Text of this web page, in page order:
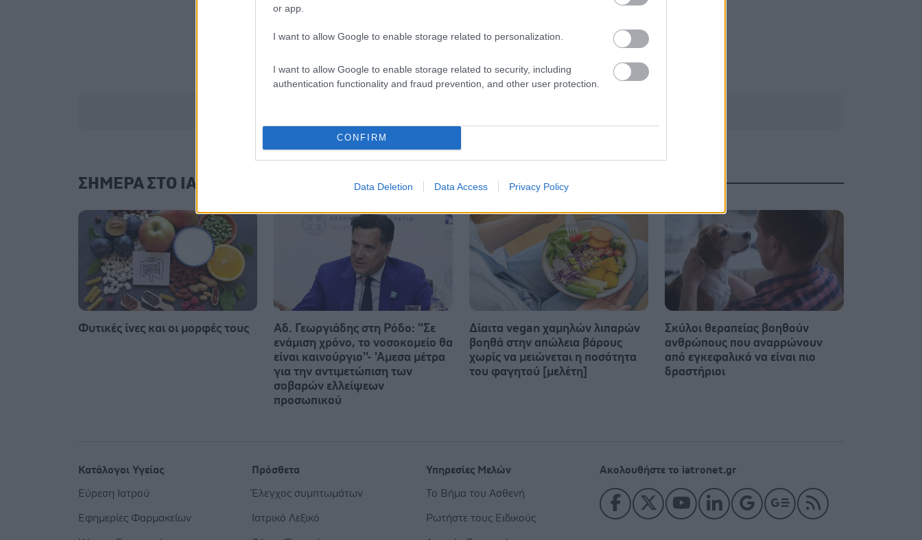
or app.
I want to allow Google to enable storage related to personalization.
I want to allow Google to enable storage related to security, including
authentication functionality and fraud prevention, and other user protection.
CONFIRM
Data Deletion Data Access Privacy Policy
ΣΗΜΕΡΑ ΣΤΟ IATRONET.GR
Φυτικές ίνες και οι μορφές τους
Αδ. Γεωργιάδης στη Ρόδο: ''Σε
ενάμιση χρόνο, το νοσοκομείο θα
είναι καινούργιο''- 'Αμεσα μέτρα
για την αντιμετώπιση των
σοβαρών ελλείψεων
προσωπικού
Δίαιτα vegan χαμηλών λιπαρών
βοηθά στην απώλεια βάρους
χωρίς να μειώνεται η ποσότητα
του φαγητού [μελέτη]
Σκύλοι θεραπείας βοηθούν
ανθρώπους που αναρρώνουν
από εγκεφαλικό να είναι πιο
δραστήριοι
Ακολουθήστε το iatronet.gr
Κατάλογοι Υγείας
Εύρεση Ιατρού
Εφημερίες Φαρμακείων
Πρόσθετα
Έλεγχος συμπτωμάτων
Ιατρικό Λεξικό
Υπηρεσίες Μελών
Το Βήμα του Ασθενή
Ρωτήστε τους Ειδικούς